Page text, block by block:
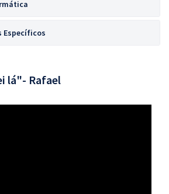
Específicos
lá"- Rafael